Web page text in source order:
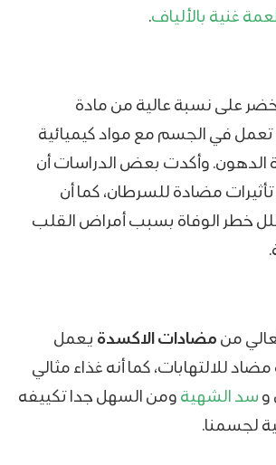
غنية بالألياف.
على نسبة عالية من مادة
تعمل في الجسم مع مواد كيميائية
الدهون. وأكدت بعض الدراسات أن
مضادة للسرطان، كما أن
خطر الوفاة بسبب أمراض القلب
من مضادات الاكسدة يعمل
للالتهابات، كما أنه غذاء مثالي
و سد الشهية ومن السهل جدا تكييفه
لجسمنا.